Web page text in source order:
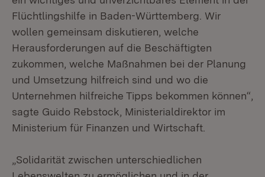
Flüchtlingshilfe in Baden-Württemberg. Wir
wollen gemeinsam diskutieren, welche
Herausforderungen auf die Beschäftigten
zukommen, welche Maßnahmen bei der Planung
und Umsetzung hilfreich sind und wo die
Unternehmen hilfreiche Tipps bekommen können“,
sagte Guido Rebstock, Ministerialdirektor im
Ministerium für Finanzen und Wirtschaft.
„Solidarität zwischen unterschiedlichen